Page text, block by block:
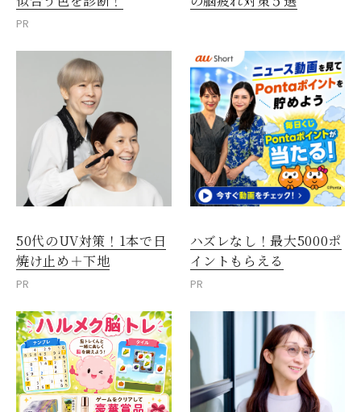
PR
50代のUV対策！1本で日
焼け止め＋下地
PR
ハズレなし！最大5000ポ
イントもらえる
PR